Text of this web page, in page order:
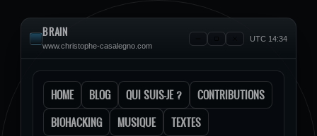
BRAIN
www.christophe-casalegno.com
UTC 14:34
HOME BLOG QUI SUIS-JE ?
CONTRIBUTIONS
BIOHACKING
MUSIQUE TEXTES